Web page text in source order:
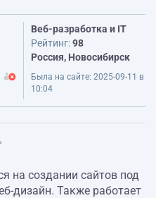
Веб-разработка и IT
Рейтинг:98
Россия, Новосибирск
Была на сайте: 2025-09-11 в
10:04
на создании сайтов под
дизайн. Также работает